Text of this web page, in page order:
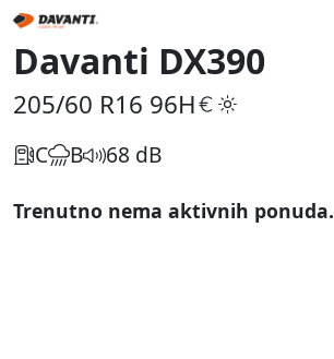
Davanti DX390
205/60 R16 96H
C B 68 dB
Trenutno nema aktivnih ponuda.